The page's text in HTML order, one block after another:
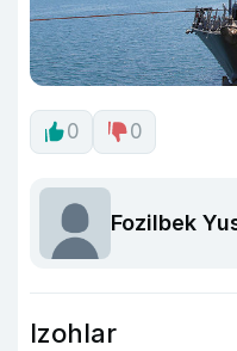
0 0
Fozilbek
Izohlar